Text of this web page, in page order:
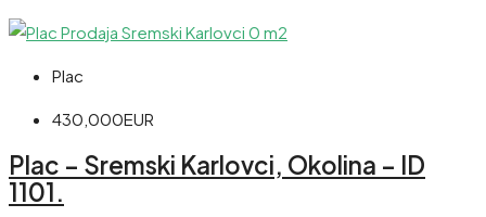
Plac
430,000EUR
Plac – Sremski Karlovci, Okolina – ID
1101.